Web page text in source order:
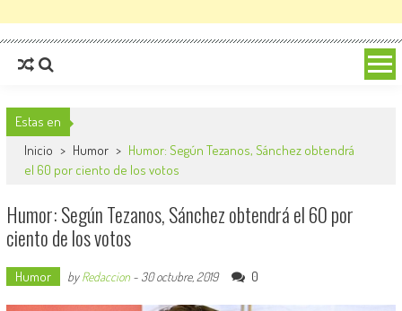
Estas en
Inicio > Humor > Humor: Según Tezanos, Sánchez obtendrá
el 60 por ciento de los votos
Humor: Según Tezanos, Sánchez obtendrá el 60 por
ciento de los votos
Humor byRedaccion- 30 octubre, 2019 0